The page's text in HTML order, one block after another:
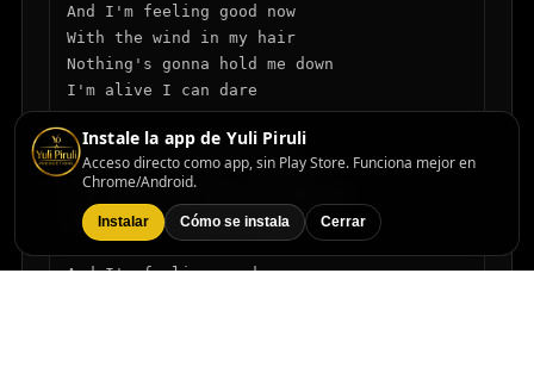
And I'm feeling good now
With the wind in my hair
Nothing's gonna hold me down
I'm alive I can dare
So let the music play on
With every step I'm reborn
Forever run in this space
And I'm feeling good now
Instale la app de Yuli Piruli
Acceso directo como app, sin Play Store. Funciona mejor en
Chrome/Android.
Instalar Cómo se instala Cerrar